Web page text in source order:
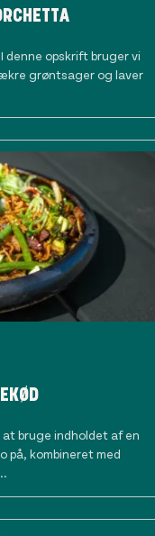
denne opskrift bruger vi
grøntsager og laver
bruge indholdet af en
på, kombineret med